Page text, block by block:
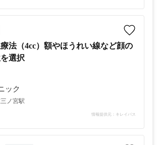
法（4cc）額やほうれい線など顔の
選択
ック
三ノ宮駅
情報提供元：キレイパス